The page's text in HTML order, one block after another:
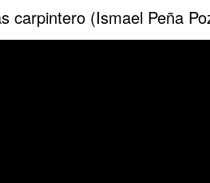
carpintero (Ismael Peña